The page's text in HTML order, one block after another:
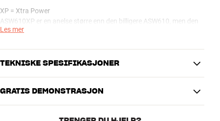
XP = Xtra Power
ASW610XP er en anelse større enn den billigere ASW610, men den
er til gjengjeld laget for å kunne matche et virkelig kraftig
Herav XP = Xtra Power!
mates av en digital ICEpower Klasse-D forsterker på hele 500 watt.
Med disse massive effektressursene, og et spesialbygget element
Les mer
TEKNISKE SPESIFIKASJONER
GRATIS DEMONSTRASJON